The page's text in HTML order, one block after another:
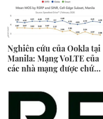
Nghiên cứu của Ookla tại
Manila: Mạng VoLTE của
các nhà mạng được chứng
ứng dụng OTT về chất
lượng và độ tin cậy của
cuộc gọi thoại